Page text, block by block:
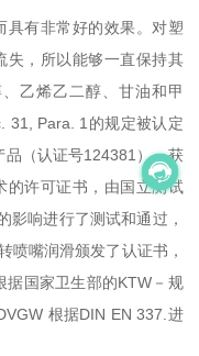
具有非常好的效果。对塑
失，所以能够一直保持其
乙烯乙二醇、甘油和甲
31, Para. 1的规定被认定
品（认证号124381），获
的许可证书，由国立测试
影响进行了测试和通过，
喷嘴润滑颁发了认证书，
据国家卫生部的KTW－规
根据DIN EN 337.进